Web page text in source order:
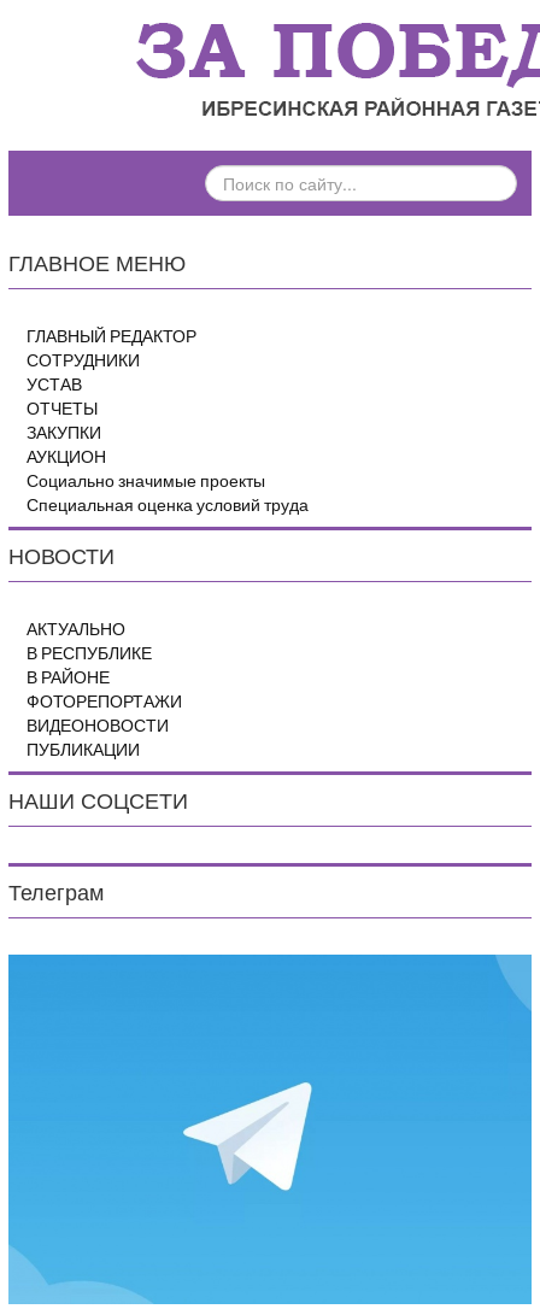
ПОИСК
ПО
ГЛАВНОЕ МЕНЮ
ГЛАВНЫЙ РЕДАКТОР
СОТРУДНИКИ
УСТАВ
ОТЧЕТЫ
ЗАКУПКИ
АУКЦИОН
Социально значимые проекты
Специальная оценка условий труда
НОВОСТИ
АКТУАЛЬНО
В РЕСПУБЛИКЕ
В РАЙОНЕ
ФОТОРЕПОРТАЖИ
ВИДЕОНОВОСТИ
ПУБЛИКАЦИИ
НАШИ СОЦСЕТИ
Телеграм